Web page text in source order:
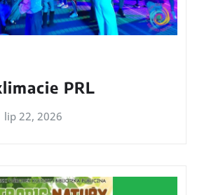
PRL
lip 22, 2026